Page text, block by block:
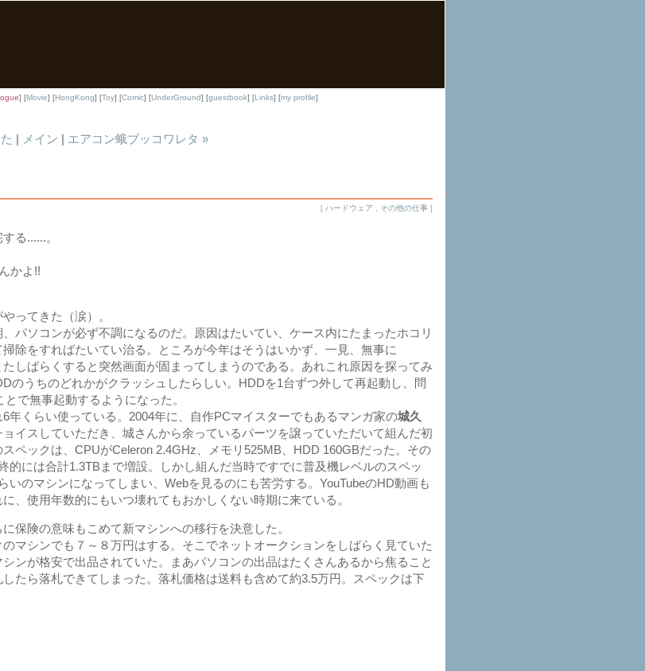
] [Movie] [HongKong] [Toy] [Comic] [UnderGround] [guestbook] [Links] [my profile]
| メイン | エアコン蛾ブッコワレタ »
[ ハードウェア その他の仕事 ]
る......。
かよ!!
ってきた（涙）。
パソコンが必ず不調になるのだ。原因はたいてい、ケース内にたまったホコリ
除をすればたいてい治る。ところが今年はそうはいかず、一見、無事に
しばらくすると突然画面が固まってしまうのである。あれこれ原因を探ってみ
のうちのどれかがクラッシュしたらしい。HDDを1台ずつ外して再起動し、問
で無事起動するようになった。
くらい使っている。2004年に、自作PCマイスターでもあるマンガ家の城久
イスしていただき、城さんから余っているパーツを譲っていただいて組んだ初
ペックは、CPUがCeleron 2.4GHz、メモリ525MB、HDD 160GBだった。その
的には合計1.3TBまで増設。しかし組んだ当時ですでに普及機レベルのスペッ
いのマシンになってしまい、Webを見るのにも苦労する。YouTubeのHD動画も
、使用年数的にもいつ壊れてもおかしくない時期に来ている。
保険の意味もこめて新マシンへの移行を決意した。
マシンでも７～８万円はする。そこでネットオークションをしばらく見ていた
ンが格安で出品されていた。まあパソコンの出品はたくさんあるから焦ること
たら落札できてしまった。落札価格は送料も含めて約3.5万円。スペックは下